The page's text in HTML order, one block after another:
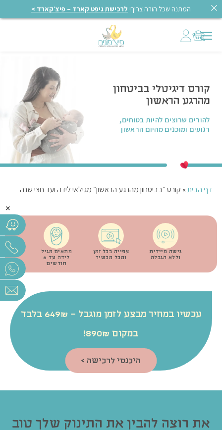
המתנה שכל הורה צריך! לרכישת גיפט קארד – פיצ׳קארד >
קורס דיגיטלי בביטחון
מהרגע הראשון
להורים שרוצים להיות בטוחים,
רגועים ומוכנים מהיום הראשון
דף הבית» קורס ״בביטחון מהרגע הראשון״ מגילאי לידה ועד חצי שנה
גישה מיידית
וללא הגבלה
צפייה בכל זמן
ומכל מכשיר
מתאים מגיל
לידה עד 6
חודשים
עכשיו במחיר מבצע לזמן מוגבל – 649₪ בלבד
במקום 890₪!
היכנסי לרכישה >
את רוצה להבין את התינוק שלך טוב
×